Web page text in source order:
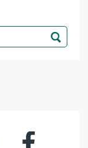
ム フェイスブック